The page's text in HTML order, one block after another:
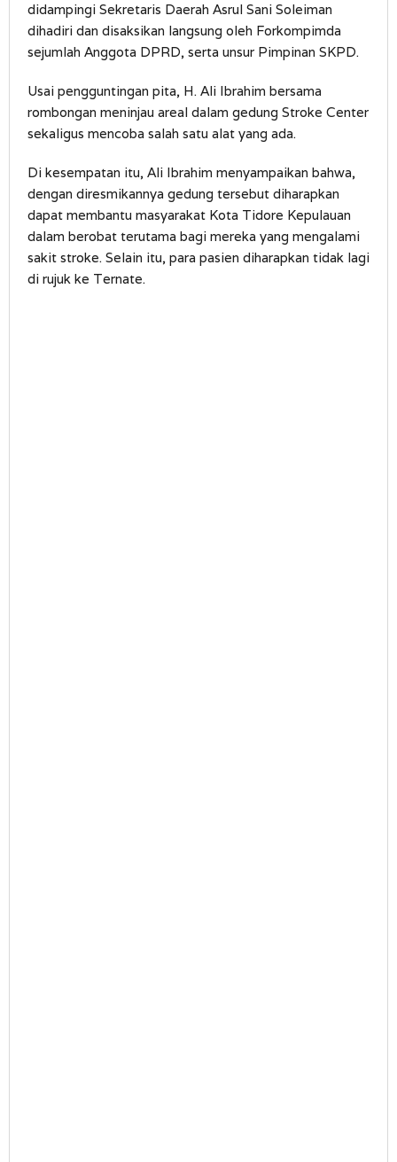
didampingi Sekretaris Daerah Asrul Sani Soleiman
dihadiri dan disaksikan langsung oleh Forkompimda
sejumlah Anggota DPRD, serta unsur Pimpinan SKPD.
Usai pengguntingan pita, H. Ali Ibrahim bersama
rombongan meninjau areal dalam gedung Stroke Center
sekaligus mencoba salah satu alat yang ada.
Di kesempatan itu, Ali Ibrahim menyampaikan bahwa,
dengan diresmikannya gedung tersebut diharapkan
dapat membantu masyarakat Kota Tidore Kepulauan
dalam berobat terutama bagi mereka yang mengalami
sakit stroke. Selain itu, para pasien diharapkan tidak lagi
di rujuk ke Ternate.